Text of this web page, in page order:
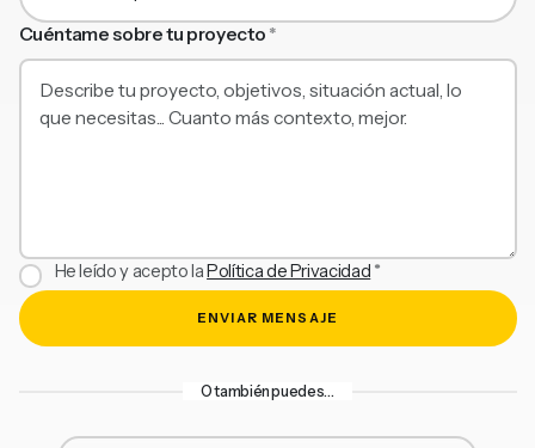
Cuéntame sobre tu proyecto *
He leído y acepto la Política de Privacidad *
ENVIAR MENSAJE
O también puedes…